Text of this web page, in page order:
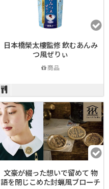
日本橋榮太樓監修 飲むあんみ
つ風ぜりぃ
商品
文豪が綴った想いで留めて 物
語を閉じこめた封蝋風ブローチ